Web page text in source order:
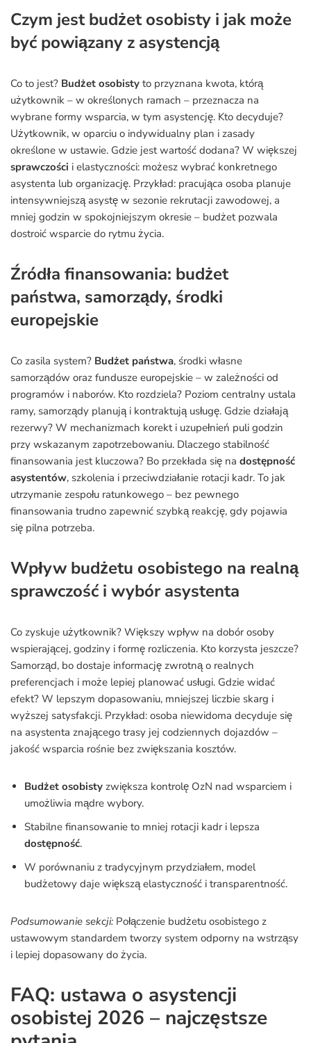
Czym jest budżet osobisty i jak może
być powiązany z asystencją
Co to jest? Budżet osobisty to przyznana kwota, którą
użytkownik – w określonych ramach – przeznacza na
wybrane formy wsparcia, w tym asystencję. Kto decyduje?
Użytkownik, w oparciu o indywidualny plan i zasady
określone w ustawie. Gdzie jest wartość dodana? W większej
sprawczości i elastyczności: możesz wybrać konkretnego
asystenta lub organizację. Przykład: pracująca osoba planuje
intensywniejszą asystę w sezonie rekrutacji zawodowej, a
mniej godzin w spokojniejszym okresie – budżet pozwala
dostroić wsparcie do rytmu życia.
Źródła finansowania: budżet
państwa, samorządy, środki
europejskie
Co zasila system? Budżet państwa, środki własne
samorządów oraz fundusze europejskie – w zależności od
programów i naborów. Kto rozdziela? Poziom centralny ustala
ramy, samorządy planują i kontraktują usługę. Gdzie działają
rezerwy? W mechanizmach korekt i uzupełnień puli godzin
przy wskazanym zapotrzebowaniu. Dlaczego stabilność
finansowania jest kluczowa? Bo przekłada się na dostępność
asystentów, szkolenia i przeciwdziałanie rotacji kadr. To jak
utrzymanie zespołu ratunkowego – bez pewnego
finansowania trudno zapewnić szybką reakcję, gdy pojawia
się pilna potrzeba.
Wpływ budżetu osobistego na realną
sprawczość i wybór asystenta
Co zyskuje użytkownik? Większy wpływ na dobór osoby
wspierającej, godziny i formę rozliczenia. Kto korzysta jeszcze?
Samorząd, bo dostaje informację zwrotną o realnych
preferencjach i może lepiej planować usługi. Gdzie widać
efekt? W lepszym dopasowaniu, mniejszej liczbie skarg i
wyższej satysfakcji. Przykład: osoba niewidoma decyduje się
na asystenta znającego trasy jej codziennych dojazdów –
jakość wsparcia rośnie bez zwiększania kosztów.
Budżet osobisty zwiększa kontrolę OzN nad wsparciem i
umożliwia mądre wybory.
Stabilne finansowanie to mniej rotacji kadr i lepsza
dostępność.
W porównaniu z tradycyjnym przydziałem, model
budżetowy daje większą elastyczność i transparentność.
Podsumowanie sekcji: Połączenie budżetu osobistego z
ustawowym standardem tworzy system odporny na wstrząsy
i lepiej dopasowany do życia.
FAQ: ustawa o asystencji
osobistej 2026 – najczęstsze